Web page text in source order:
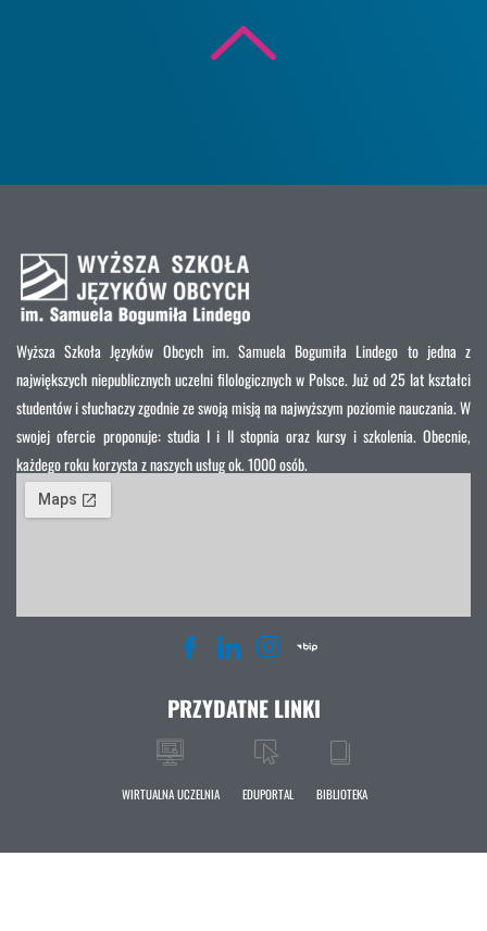
Wyższa Szkoła Języków Obcych im. Samuela Bogumiła Lindego to jedna z
największych niepublicznych uczelni filologicznych w Polsce. Już od 25 lat kształci
studentów i słuchaczy zgodnie ze swoją misją na najwyższym poziomie nauczania. W
swojej ofercie proponuje: studia I i II stopnia oraz kursy i szkolenia. Obecnie,
każdego roku korzysta z naszych usług ok. 1000 osób.
PRZYDATNE LINKI
WIRTUALNA UCZELNIA EDUPORTAL BIBLIOTEKA